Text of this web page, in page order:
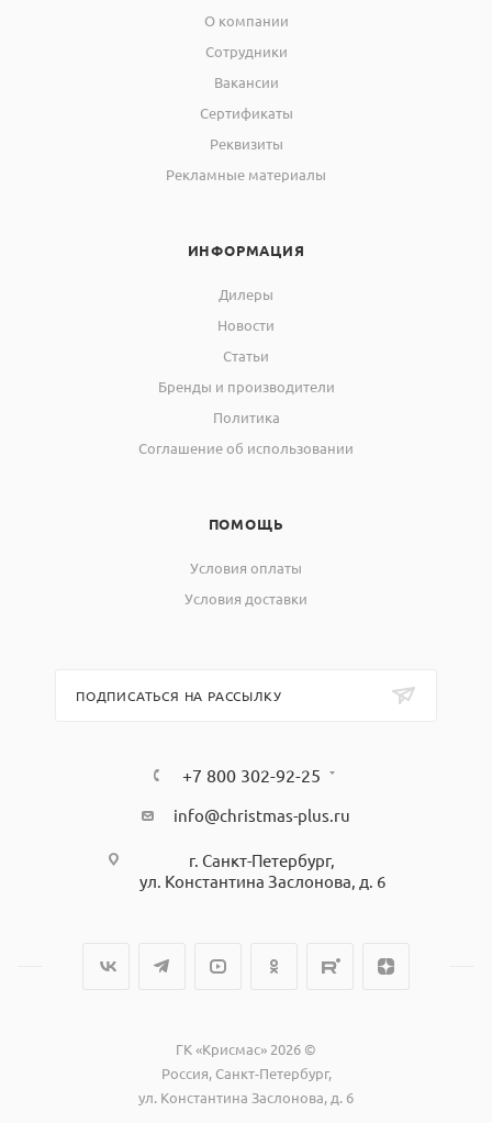
О компании
Сотрудники
Вакансии
Сертификаты
Реквизиты
Рекламные материалы
ИНФОРМАЦИЯ
Дилеры
Новости
Статьи
Бренды и производители
Политика
Соглашение об использовании
ПОМОЩЬ
Условия оплаты
Условия доставки
ПОДПИСАТЬСЯ НА РАССЫЛКУ
+7 800 302-92-25
info@christmas-plus.ru
г. Санкт-Петербург,
ул. Константина Заслонова, д. 6
ГК «Крисмас» 2026 ©
Россия, Санкт-Петербург,
ул. Константина Заслонова, д. 6